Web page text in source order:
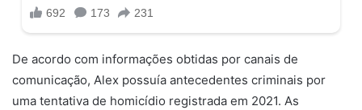
De acordo com informações obtidas por canais de
comunicação, Alex possuía antecedentes criminais por
uma tentativa de homicídio registrada em 2021. As